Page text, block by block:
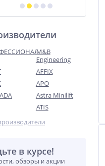
M&B
Engineering
AFFIX
APO
Astra Minilift
ATIS
в курсе!
обзоры и акции